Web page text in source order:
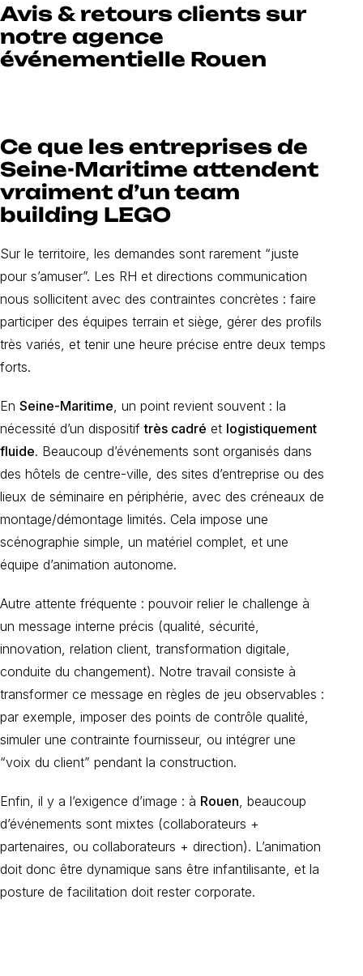
Avis & retours clients sur
notre agence
événementielle Rouen
Ce que les entreprises de
Seine-Maritime attendent
vraiment d’un team
building LEGO
Sur le territoire, les demandes sont rarement “juste
pour s’amuser”. Les RH et directions communication
nous sollicitent avec des contraintes concrètes : faire
participer des équipes terrain et siège, gérer des profils
très variés, et tenir une heure précise entre deux temps
forts.
En Seine-Maritime , un point revient souvent : la
nécessité d’un dispositiftrès cadré et logistiquement
fluide. Beaucoup d’événements sont organisés dans
des hôtels de centre-ville, des sites d’entreprise ou des
lieux de séminaire en périphérie, avec des créneaux de
montage/démontage limités. Cela impose une
scénographie simple, un matériel complet, et une
équipe d’animation autonome.
Autre attente fréquente : pouvoir relier le challenge à
un message interne précis (qualité, sécurité,
innovation, relation client, transformation digitale,
conduite du changement). Notre travail consiste à
transformer ce message en règles de jeu observables :
par exemple, imposer des points de contrôle qualité,
simuler une contrainte fournisseur, ou intégrer une
“voix du client” pendant la construction.
Enfin, il y a l’exigence d’image : à Rouen , beaucoup
d’événements sont mixtes (collaborateurs +
partenaires, ou collaborateurs + direction). L’animation
doit donc être dynamique sans être infantilisante, et la
posture de facilitation doit rester corporate.